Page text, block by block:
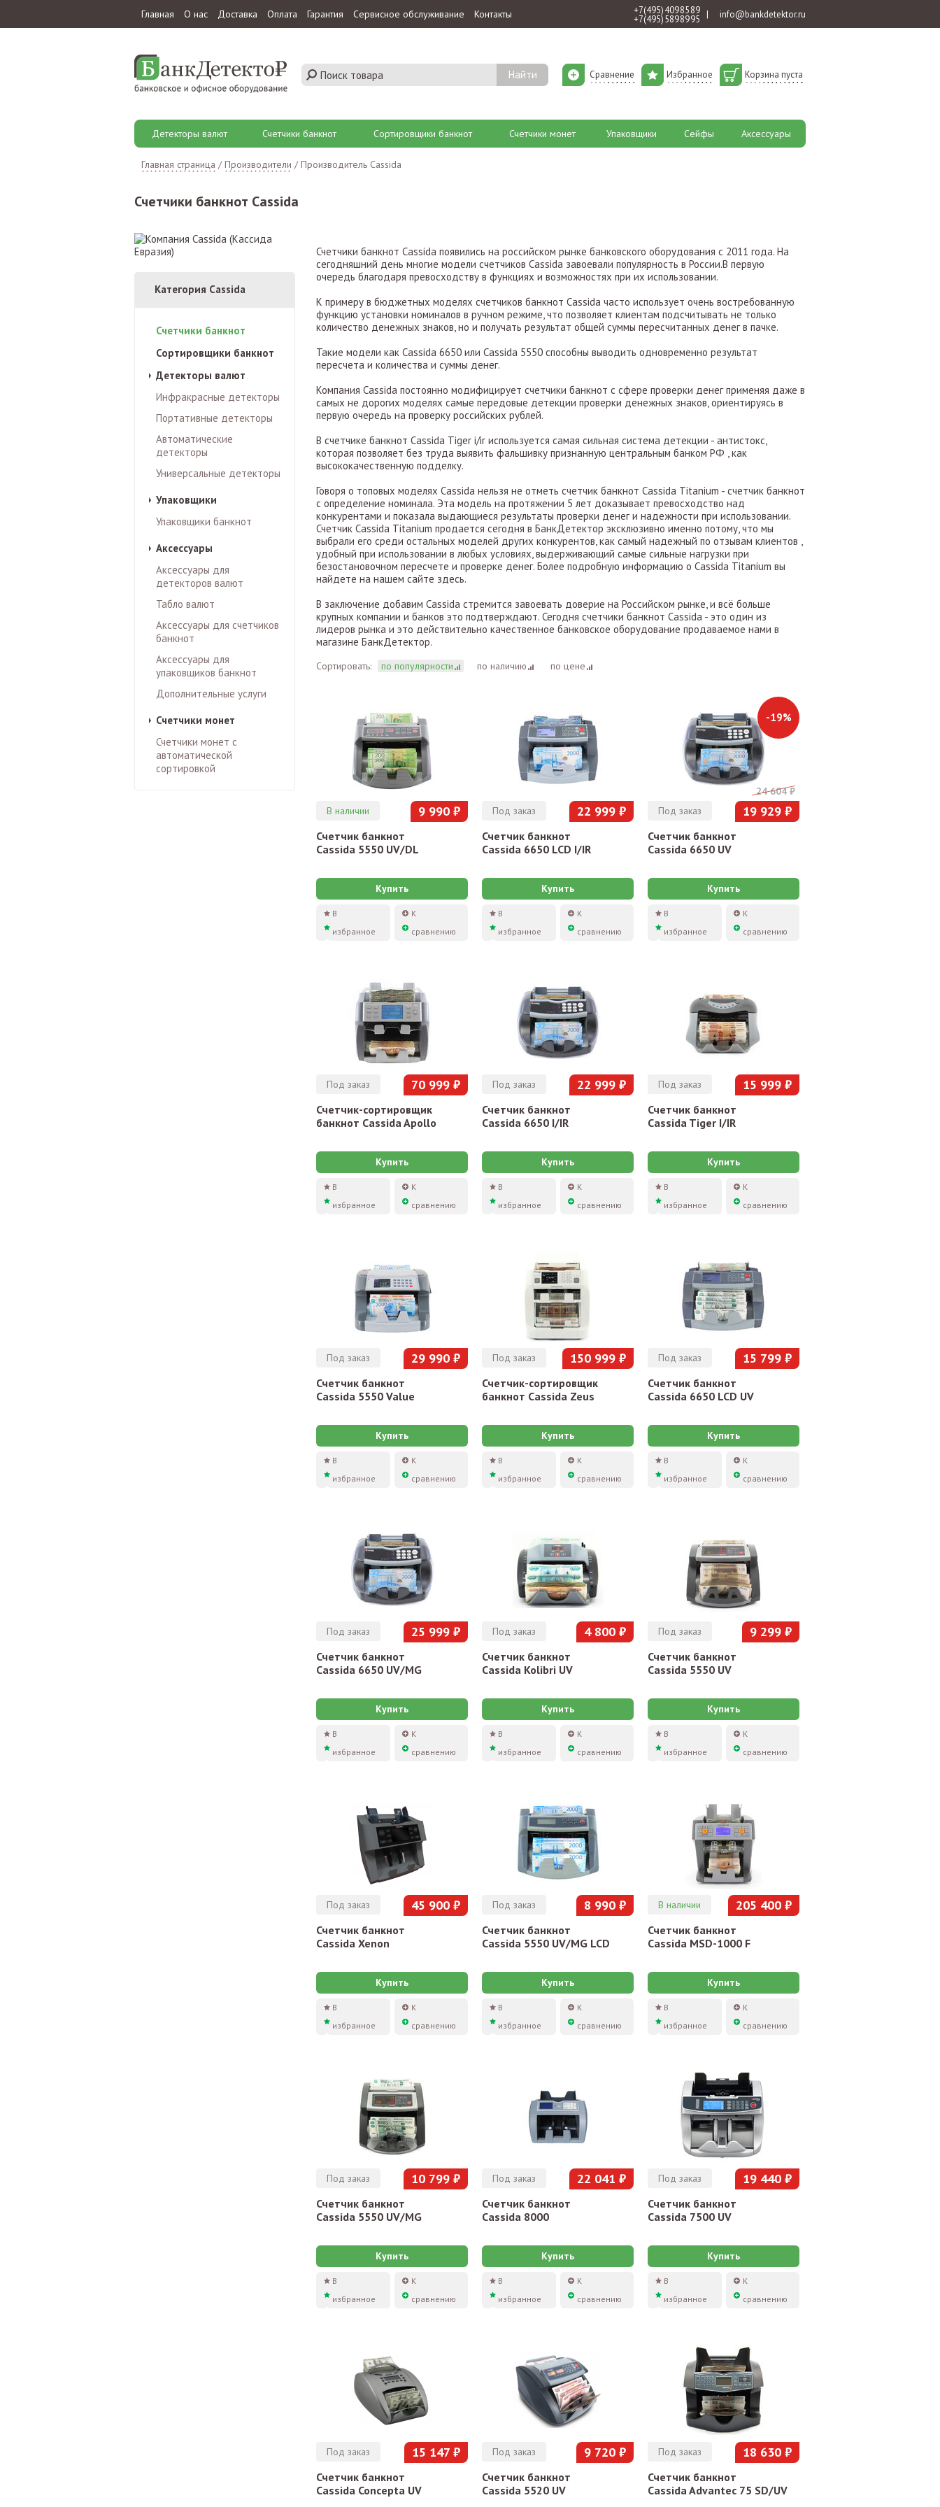
Главная О нас Доставка Оплата Гарантия Сервисное обслуживание Контакты +7 (495) 409 85 89
+7 (495) 589 89 95 | info@bankdetektor.ru
Сравнение Избранное Корзина пуста
Детекторы валют Счетчики банкнот Сортировщики банкнот Счетчики монет Упаковщики Сейфы Аксессуары
Главная страница /Производители /Производитель Cassida
Счетчики банкнот Cassida
Категория Cassida
Счетчики банкнот
Сортировщики банкнот
Детекторы валют
Инфракрасные детекторы
Портативные детекторы
Автоматические
детекторы
Универсальные детекторы
Упаковщики
Упаковщики банкнот
Аксессуары
Аксессуары для
детекторов валют
Табло валют
Аксессуары для счетчиков
банкнот
Аксессуары для
упаковщиков банкнот
Дополнительные услуги
Счетчики монет
Счетчики монет с
автоматической
сортировкой
Счетчики банкнот Cassida появились на российском рынке банковского оборудования с 2011 года. На
сегодняшний день многие модели счетчиков Cassida завоевали популярность в России.В первую
очередь благодаря превосходству в функциях и возможностях при их использовании.
К примеру в бюджетных моделях счетчиков банкнот Cassida часто использует очень востребованную
функцию установки номиналов в ручном режиме, что позволяет клиентам подсчитывать не только
количество денежных знаков, но и получать результат общей суммы пересчитанных денег в пачке.
Такие модели как Cassida 6650 или Cassida 5550 способны выводить одновременно результат
пересчета и количества и суммы денег.
Компания Cassida постоянно модифицирует счетчики банкнот с сфере проверки денег применяя даже в
самых не дорогих моделях самые передовые детекции проверки денежных знаков, ориентируясь в
первую очередь на проверку российских рублей.
В счетчике банкнот Cassida Tiger i/ir используется самая сильная система детекции - антистокс,
которая позволяет без труда выявить фальшивку признанную центральным банком РФ , как
высококачественную подделку.
Говоря о топовых моделях Cassida нельзя не отметь счетчик банкнот Cassida Titanium - счетчик банкнот
с определение номинала. Эта модель на протяжении 5 лет доказывает превосходство над
конкурентами и показала выдающиеся результаты проверки денег и надежности при использовании.
Счетчик Cassida Titanium продается сегодня в БанкДетектор эксклюзивно именно потому, что мы
выбрали его среди остальных моделей других конкурентов, как самый надежный по отзывам клиентов ,
удобный при использовании в любых условиях, выдерживающий самые сильные нагрузки при
безостановочном пересчете и проверке денег. Более подробную информацию о Cassida Titanium вы
найдете на нашем сайте здесь.
В заключение добавим Cassida стремится завоевать доверие на Российском рынке, и всё больше
крупных компании и банков это подтверждают. Сегодня счетчики банкнот Cassida - это один из
лидеров рынка и это действительно качественное банковское оборудование продаваемое нами в
магазине БанкДетектор.
Сортировать: по популярности по наличию по цене
В наличии 9 990 ₽
Счетчик банкнот
Cassida 5550 UV/DL
Купить
В
избранное
К
сравнению
Под заказ 22 999 ₽
Счетчик банкнот
Cassida 6650 LCD I/IR
Купить
В
избранное
К
сравнению
-19%
24 604 ₽
Под заказ
19 929 ₽
Счетчик банкнот
Cassida 6650 UV
Купить
В
избранное
К
сравнению
Под заказ 70 999 ₽
Счетчик-сортировщик
банкнот Cassida Apollo
Купить
В
избранное
К
сравнению
Под заказ 22 999 ₽
Счетчик банкнот
Cassida 6650 I/IR
Купить
В
избранное
К
сравнению
Под заказ 15 999 ₽
Счетчик банкнот
Cassida Tiger I/IR
Купить
В
избранное
К
сравнению
Под заказ 29 990 ₽
Счетчик банкнот
Cassida 5550 Value
Купить
В
избранное
К
сравнению
Под заказ 150 999 ₽
Счетчик-сортировщик
банкнот Cassida Zeus
Купить
В
избранное
К
сравнению
Под заказ 15 799 ₽
Счетчик банкнот
Cassida 6650 LCD UV
Купить
В
избранное
К
сравнению
Под заказ 25 999 ₽
Счетчик банкнот
Cassida 6650 UV/MG
Купить
В
избранное
К
сравнению
Под заказ 4 800 ₽
Счетчик банкнот
Cassida Kolibri UV
Купить
В
избранное
К
сравнению
Под заказ 9 299 ₽
Счетчик банкнот
Cassida 5550 UV
Купить
В
избранное
К
сравнению
Под заказ 45 900 ₽
Счетчик банкнот
Cassida Xenon
Купить
В
избранное
К
сравнению
Под заказ 8 990 ₽
Счетчик банкнот
Cassida 5550 UV/MG LCD
Купить
В
избранное
К
сравнению
В наличии 205 400 ₽
Счетчик банкнот
Cassida MSD-1000 F
Купить
В
избранное
К
сравнению
Под заказ 10 799 ₽
Счетчик банкнот
Cassida 5550 UV/MG
Купить
В
избранное
К
сравнению
Под заказ 22 041 ₽
Счетчик банкнот
Cassida 8000
Купить
В
избранное
К
сравнению
Под заказ 19 440 ₽
Счетчик банкнот
Cassida 7500 UV
Купить
В
избранное
К
сравнению
Под заказ 15 147 ₽
Счетчик банкнот
Cassida Concepta UV
Под заказ 9 720 ₽
Счетчик банкнот
Cassida 5520 UV
Под заказ 18 630 ₽
Счетчик банкнот
Cassida Advantec 75 SD/UV